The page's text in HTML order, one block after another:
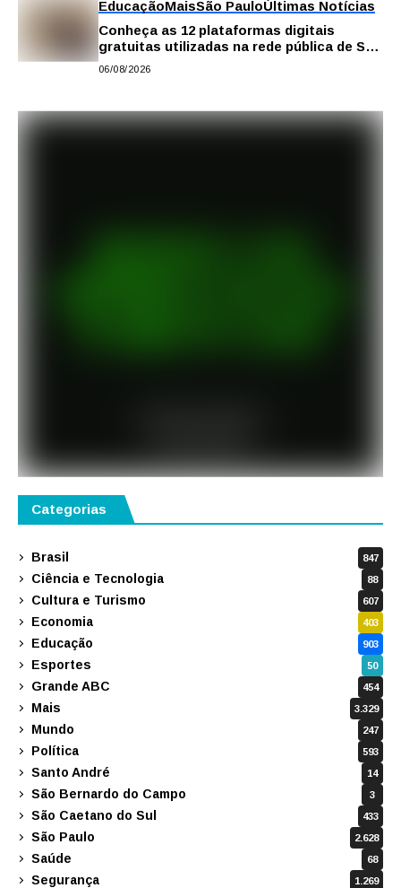
EducaçãoMaisSão PauloÚltimas Notícias
Conheça as 12 plataformas digitais
gratuitas utilizadas na rede pública de SP
para reforçar a aprendizagem
06/08/2026
Categorias
Brasil 847
Ciência e Tecnologia 88
Cultura e Turismo 607
Economia 403
Educação 903
Esportes 50
Grande ABC 454
Mais 3.329
Mundo 247
Política 593
Santo André 14
São Bernardo do Campo 3
São Caetano do Sul 433
São Paulo 2.628
Saúde 68
Segurança 1.269